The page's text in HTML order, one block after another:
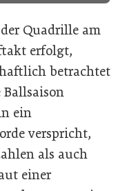
Quadrille am
erfolgt,
betrachtet
Ballsaison
ein
verspricht,
als auch
einer